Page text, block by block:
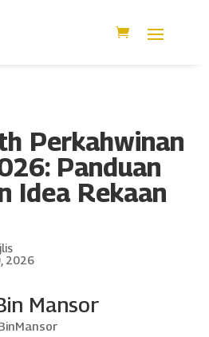
Perkahwinan
Panduan
Idea Rekaan
2026
Mansor